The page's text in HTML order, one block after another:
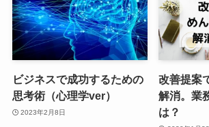
ビジネスで成功するための
思考術（心理学ver）
2023年2月8日
改善提案
解消。業
は？